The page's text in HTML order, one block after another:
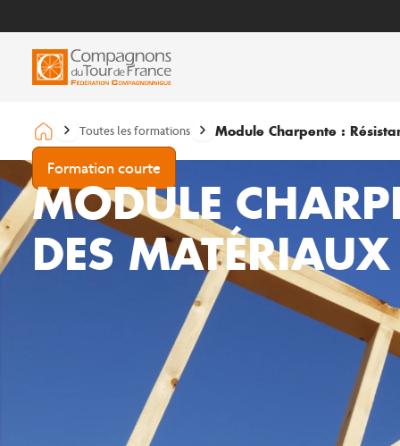
Toutes les formations Module Charpente :
Formation courte
MODULE
DES